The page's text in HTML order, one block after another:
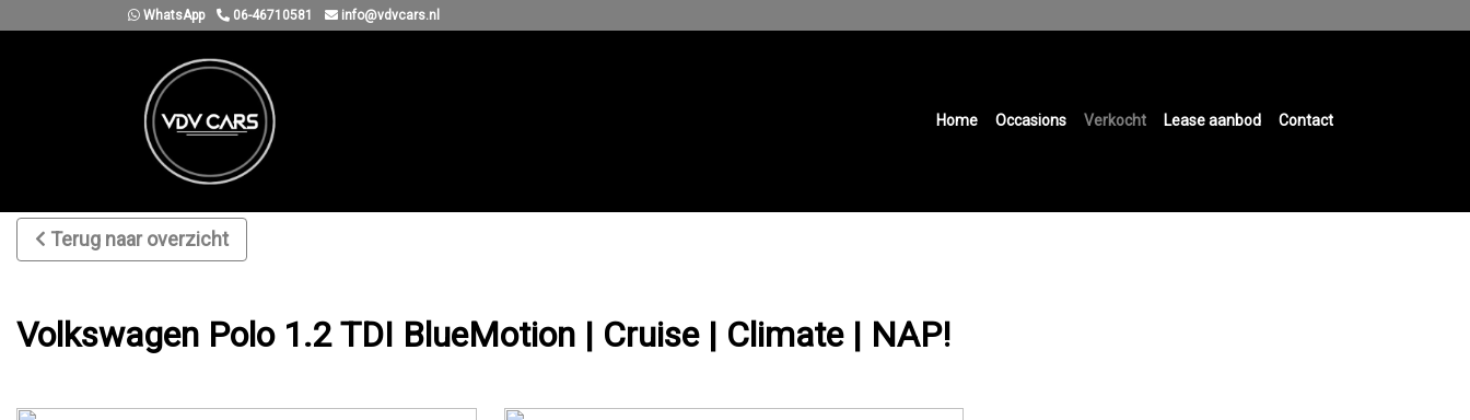
WhatsApp 06-46710581 info@vdvcars.nl
Home Occasions Verkocht Lease aanbod Contact
Terug naar overzicht
Volkswagen Polo 1.2 TDI BlueMotion | Cruise | Climate | NAP!